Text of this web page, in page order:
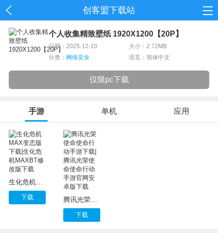
创客盟下载站
首页
资讯
个人收集精致壁纸 1920X1200【20P】
日期：2025-12-10
大小：2.72MB
分类： 网络安全 语言：简体中文
仅限pc下载
手游 单机 应用
生化危机MAX变态版下载|生化危机MAXBT修改版下载
下载 腾讯光荣使命使命行动手游下载|腾讯光荣使命使命行动手游官网安卓版下载
下载